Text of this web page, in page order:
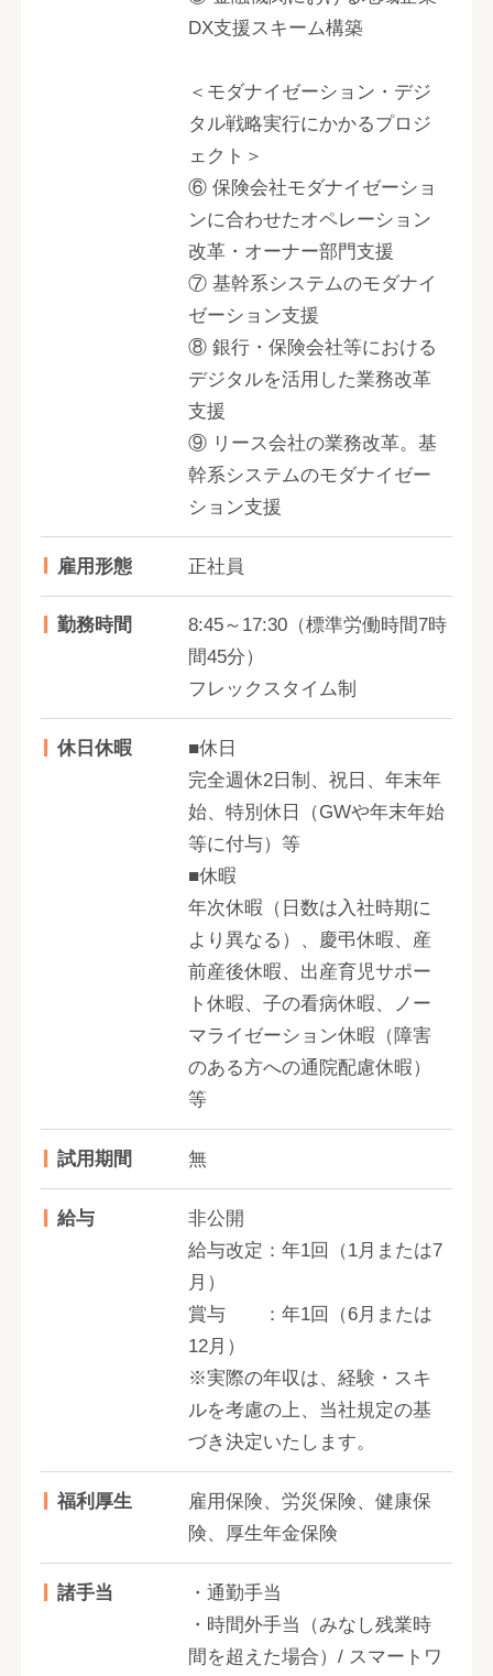
DX支援スキーム構築
＜モダナイゼーション・デジ
タル戦略実行にかかるプロジ
ェクト＞
⑥ 保険会社モダナイゼーショ
ンに合わせたオペレーション
改革・オーナー部門支援
⑦ 基幹系システムのモダナイ
ゼーション支援
⑧ 銀行・保険会社等における
デジタルを活用した業務改革
支援
⑨ リース会社の業務改革。基
幹系システムのモダナイゼー
ション支援
雇用形態 正社員
勤務時間
8:45～17:30（標準労働時間7時
間45分）
フレックスタイム制
休日休暇
■休日
完全週休2日制、祝日、年末年
始、特別休日（GWや年末年始
等に付与）等
■休暇
年次休暇（日数は入社時期に
より異なる）、慶弔休暇、産
前産後休暇、出産育児サポー
ト休暇、子の看病休暇、ノー
マライゼーション休暇（障害
のある方への通院配慮休暇）
等
試用期間 無
給与
非公開
給与改定：年1回（1月または7
月）
賞与 ：年1回（6月または
12月）
※実際の年収は、経験・スキ
ルを考慮の上、当社規定の基
づき決定いたします。
福利厚生
雇用保険、労災保険、健康保
険、厚生年金保険
諸手当
・通勤手当
・時間外手当（みなし残業時
間を超えた場合）/ スマートワ